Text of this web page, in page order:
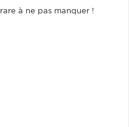
à ne pas manquer !